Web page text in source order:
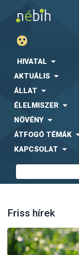
HIVATAL
AKTUÁLIS
ÁLLAT
ÉLELMISZER
NÖVÉNY
ÁTFOGÓ TÉMÁK
KAPCSOLAT
Friss hírek